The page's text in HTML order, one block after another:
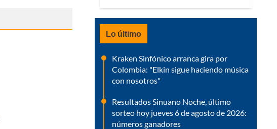
Lo último
Kraken Sinfónico arranca gira por
Colombia: "Elkin sigue haciendo música
con nosotros"
Resultados Sinuano Noche, último
sorteo hoy jueves 6 de agosto de 2026:
números ganadores